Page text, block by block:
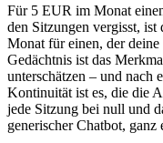
Für 5 EUR im Monat
den Sitzungen vergisst, ist
Monat für einen, der
Gedächtnis ist das
unterschätzen – und nach
Kontinuität ist es, die die
jede Sitzung bei null und
generischer Chatbot,